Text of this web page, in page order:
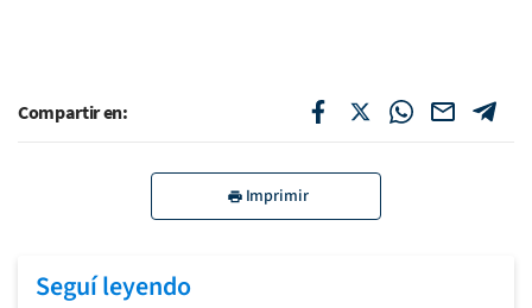
Compartir en:
Imprimir
Seguí leyendo